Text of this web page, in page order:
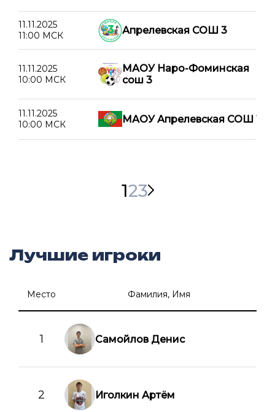
11.11.2025
11:00 МСК
Апрелевская СОШ 3
11.11.2025
10:00 МСК
МАОУ Наро-Фоминская
сош 3
11.11.2025
10:00 МСК
МАОУ Апрелевская СОШ 1
123
Лучшие игроки
Место Фамилия, Имя
1 Самойлов Денис
2 Иголкин Артём